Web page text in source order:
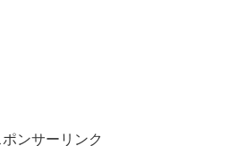
ポンサーリンク